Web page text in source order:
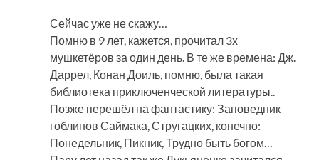
Сейчас уже не скажу…
Помню в 9 лет, кажется, прочитал 3х
мушкетёров за один день. В те же времена: Дж.
Даррел, Конан Доиль, помню, была такая
библиотека приключенческой литературы..
Позже перешёл на фантастику: Заповедник
гоблинов Саймака, Стругацких, конечно:
Понедельник, Пикник, Трудно быть богом…